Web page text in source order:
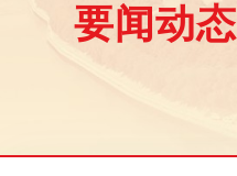
要闻动态